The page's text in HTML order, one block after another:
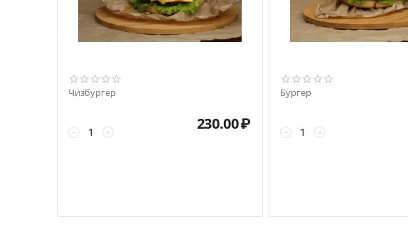
Чизбургер
+
− 230.00₽
Бургер
+
−